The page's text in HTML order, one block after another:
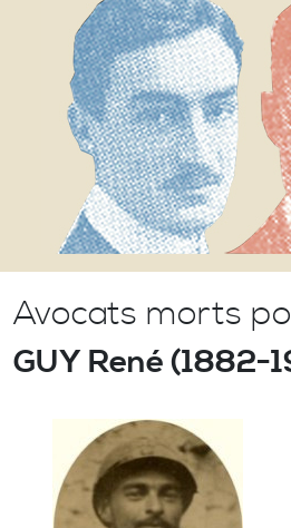
Avocats morts
GUY René (1882-